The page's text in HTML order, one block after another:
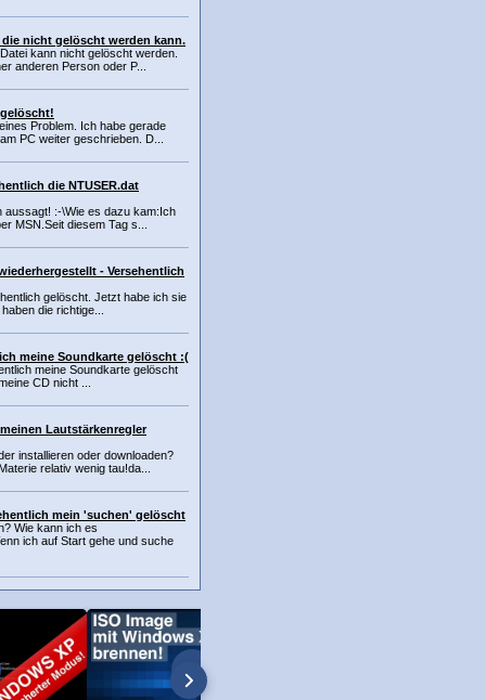
die nicht gelöscht werden kann.
kann nicht gelöscht werden.
anderen Person oder P...
Problem. Ich habe gerade
PC weiter geschrieben. D...
die NTUSER.dat
aussagt! :-\Wie es dazu kam:Ich
MSN.Seit diesem Tag s...
- Versehentlich
gelöscht. Jetzt habe ich sie
die richtige...
meine Soundkarte gelöscht :(
meine Soundkarte gelöscht
CD nicht ...
Lautstärkenregler
installieren oder downloaden?
relativ wenig tau!da...
mein 'suchen' gelöscht
Wie kann ich es
ich auf Start gehe und suche